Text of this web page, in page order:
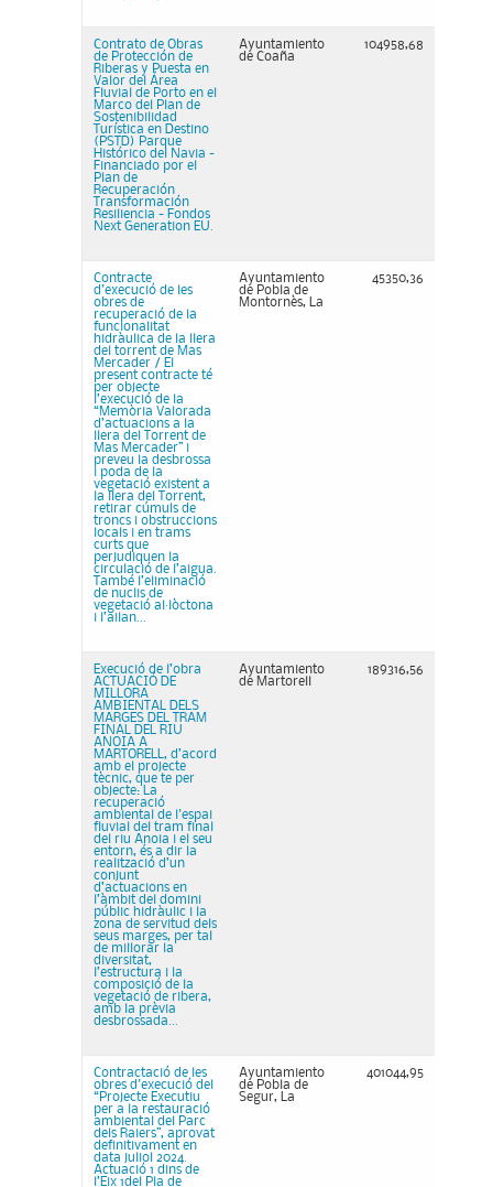
Contrato de Obras
de Protección de
Riberas y Puesta en
Valor del Área
Fluvial de Porto en el
Marco del Plan de
Sostenibilidad
Turística en Destino
(PSTD) Parque
Histórico del Navia -
Financiado por el
Plan de
Recuperación
Transformación
Resiliencia - Fondos
Next Generation EU.
Ayuntamiento
de Coaña
104958,68
Contracte
d'execució de les
obres de
recuperació de la
funcionalitat
hidràulica de la llera
del torrent de Mas
Mercader / El
present contracte té
per objecte
l’execució de la
“Memòria Valorada
d’actuacions a la
llera del Torrent de
Mas Mercader” i
preveu la desbrossa
i poda de la
vegetació existent a
la llera del Torrent,
retirar cúmuls de
troncs i obstruccions
locals i en trams
curts que
perjudiquen la
circulació de l’aigua.
També l’eliminació
de nuclis de
vegetació al·lòctona
i l’ailan...
Ayuntamiento
de Pobla de
Montornès, La
45350,36
Execució de l’obra
ACTUACIÓ DE
MILLORA
AMBIENTAL DELS
MARGES DEL TRAM
FINAL DEL RIU
ANOIA A
MARTORELL, d’acord
amb el projecte
tècnic, que te per
objecte: La
recuperació
ambiental de l'espai
fluvial del tram final
del riu Anoia i el seu
entorn, és a dir la
realització d’un
conjunt
d’actuacions en
l’àmbit del domini
públic hidràulic i la
zona de servitud dels
seus marges, per tal
de millorar la
diversitat,
l’estructura i la
composició de la
vegetació de ribera,
amb la prèvia
desbrossada...
Ayuntamiento
de Martorell
189316,56
Contractació de les
obres d'execució del
“Projecte Executiu
per a la restauració
ambiental del Parc
dels Raiers”, aprovat
definitivament en
data juliol 2024.
Actuació 1 dins de
l’Eix 1del Pla de
Ayuntamiento
de Pobla de
Segur, La
401044,95